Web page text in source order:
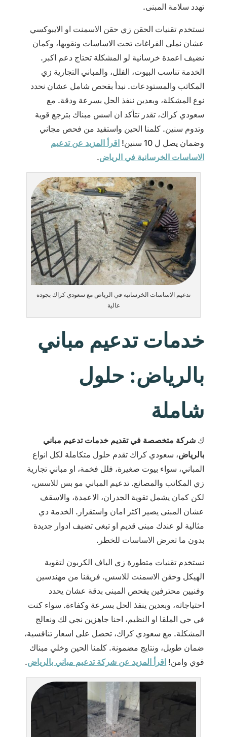
تهدد سلامة المبنى.
نستخدم تقنيات الحقن زي حقن الاسمنت او الايبوكسي
عشان نملى الفراغات تحت الاساسات ونقويها، وكمان
نضيف اعمدة خرسانية لو المشكلة تحتاج دعم اكبر.
الخدمة تناسب البيوت، الفلل، والمباني التجارية زي
المكاتب والمستودعات. نبدأ بفحص شامل عشان نحدد
نوع المشكلة، وبعدين ننفذ الحل بسرعة ودقة. مع
سعودي كراك، تقدر تتأكد ان اسس مبناك بترجع قوية
وتدوم سنين. كلمنا الحين واستفيد من فحص مجاني
وضمان يصل ل 10 سنين!
اقرأ المزيد عن تدعيم
الاساسات الخرسانية في الرياض.
تدعيم الاساسات الخرسانية في الرياض مع سعودي كراك بجودة
عالية
خدمات تدعيم مباني
بالرياض: حلول
شاملة
ك شركة متخصصة في تقديم خدمات تدعيم مباني
بالرياض، سعودي كراك تقدم حلول متكاملة لكل انواع
المباني، سواء بيوت صغيرة، فلل فخمة، او مباني تجارية
زي المكاتب والمصانع. تدعيم المباني مو بس للاسس،
لكن كمان يشمل تقوية الجدران، الاعمدة، والاسقف
عشان المبنى يصير اكثر امان واستقرار. الخدمة دي
مثالية لو عندك مبنى قديم او تبغى تضيف ادوار جديدة
بدون ما تعرض الاساسات للخطر.
نستخدم تقنيات متطورة زي الياف الكربون لتقوية
الهيكل وحقن الاسمنت للاسس. فريقنا من مهندسين
وفنيين محترفين يفحص المبنى بدقة عشان يحدد
احتياجاته، وبعدين ينفذ الحل بسرعة وكفاءة. سواء كنت
في حي الملقا او النظيم، احنا جاهزين نجي لك ونعالج
المشكلة. مع سعودي كراك، تحصل على اسعار تنافسية،
ضمان طويل، ونتايج مضمونة. كلمنا الحين وخلي مبناك
قوي وامن! اقرأ المزيد عن شركة تدعيم مباني بالرياض.